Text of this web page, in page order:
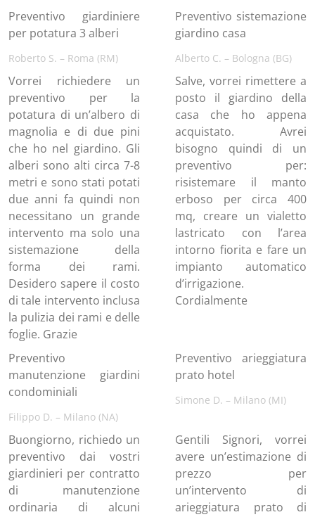
Preventivo giardiniere
per potatura 3 alberi
Roberto S. – Roma (RM)
Preventivo sistemazione
giardino casa
Alberto C. – Bologna (BG)
Vorrei richiedere un
preventivo per la
potatura di un’albero di
magnolia e di due pini
che ho nel giardino. Gli
alberi sono alti circa 7-8
metri e sono stati potati
due anni fa quindi non
necessitano un grande
intervento ma solo una
sistemazione della
forma dei rami.
Desidero sapere il costo
di tale intervento inclusa
la pulizia dei rami e delle
foglie. Grazie
Salve, vorrei rimettere a
posto il giardino della
casa che ho appena
acquistato. Avrei
bisogno quindi di un
preventivo per:
risistemare il manto
erboso per circa 400
mq, creare un vialetto
lastricato con l’area
intorno fiorita e fare un
impianto automatico
d’irrigazione.
Cordialmente
Preventivo
manutenzione giardini
condominiali
Filippo D. – Milano (NA)
Preventivo arieggiatura
prato hotel
Simone D. – Milano (MI)
Buongiorno, richiedo un
preventivo dai vostri
giardinieri per contratto
di manutenzione
ordinaria di alcuni
Gentili Signori, vorrei
avere un’estimazione di
prezzo per
un’intervento di
arieggiatura prato di